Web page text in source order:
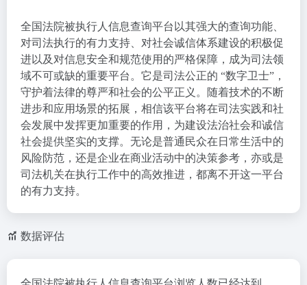
全国法院被执行人信息查询平台以其强大的查询功能、
对司法执行的有力支持、对社会诚信体系建设的积极促
进以及对信息安全和规范使用的严格保障，成为司法领
域不可或缺的重要平台。它是司法公正的 “数字卫士”，
守护着法律的尊严和社会的公平正义。随着技术的不断
进步和应用场景的拓展，相信该平台将在司法实践和社
会发展中发挥更加重要的作用，为建设法治社会和诚信
社会提供坚实的支撑。无论是普通民众在日常生活中的
风险防范，还是企业在商业活动中的决策参考，亦或是
司法机关在执行工作中的高效推进，都离不开这一平台
的有力支持。
数据评估